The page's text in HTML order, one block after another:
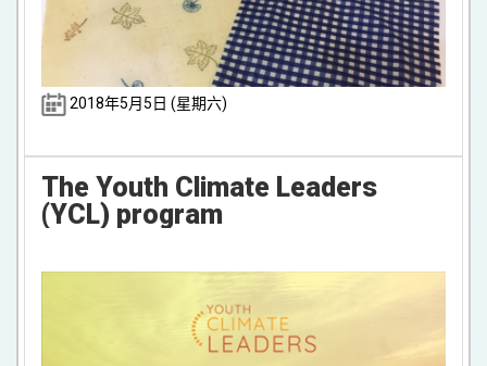
2018年5月5日 (星期六)
The Youth Climate Leaders
(YCL) program